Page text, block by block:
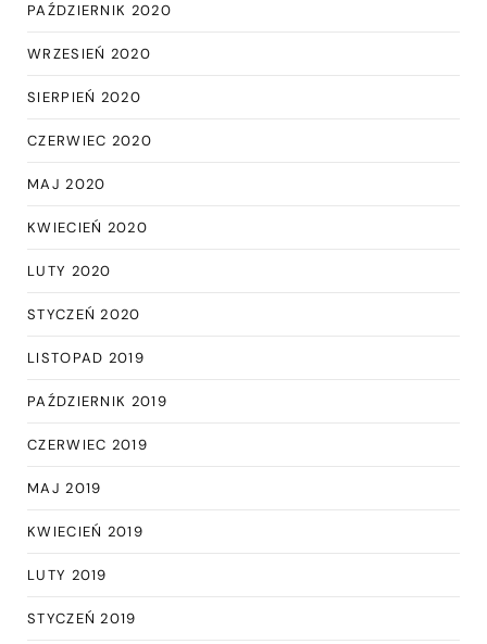
PAŹDZIERNIK 2020
WRZESIEŃ 2020
SIERPIEŃ 2020
CZERWIEC 2020
MAJ 2020
KWIECIEŃ 2020
LUTY 2020
STYCZEŃ 2020
LISTOPAD 2019
PAŹDZIERNIK 2019
CZERWIEC 2019
MAJ 2019
KWIECIEŃ 2019
LUTY 2019
STYCZEŃ 2019